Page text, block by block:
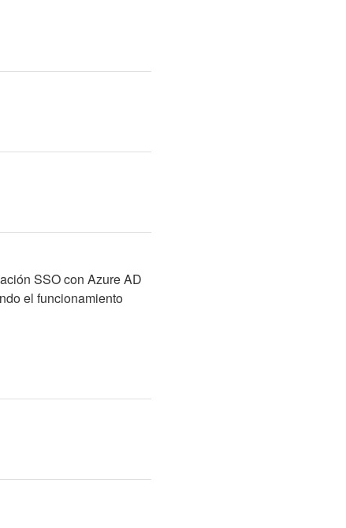
SSO con Azure AD
el funcionamiento